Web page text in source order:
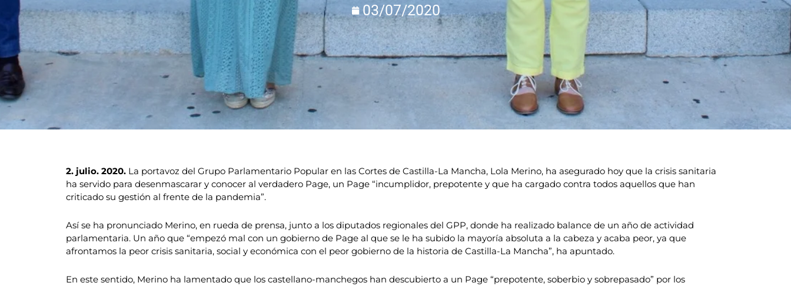
03/07/2020
2. julio. 2020. La portavoz del Grupo Parlamentario Popular en las Cortes de Castilla-La Mancha, Lola Merino, ha asegurado hoy que la crisis sanitaria
ha servido para desenmascarar y conocer al verdadero Page, un Page “incumplidor, prepotente y que ha cargado contra todos aquellos que han
criticado su gestión al frente de la pandemia”.
Así se ha pronunciado Merino, en rueda de prensa, junto a los diputados regionales del GPP, donde ha realizado balance de un año de actividad
parlamentaria. Un año que “empezó mal con un gobierno de Page al que se le ha subido la mayoría absoluta a la cabeza y acaba peor, ya que
afrontamos la peor crisis sanitaria, social y económica con el peor gobierno de la historia de Castilla-La Mancha”, ha apuntado.
En este sentido, Merino ha lamentado que los castellano-manchegos han descubierto a un Page “prepotente, soberbio y sobrepasado” por los